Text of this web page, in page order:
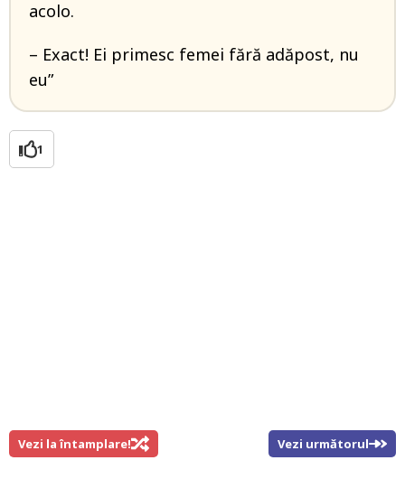
acolo.
– Exact! Ei primesc femei fără adăpost, nu
eu”
1
Vezi la întamplare! Vezi următorul